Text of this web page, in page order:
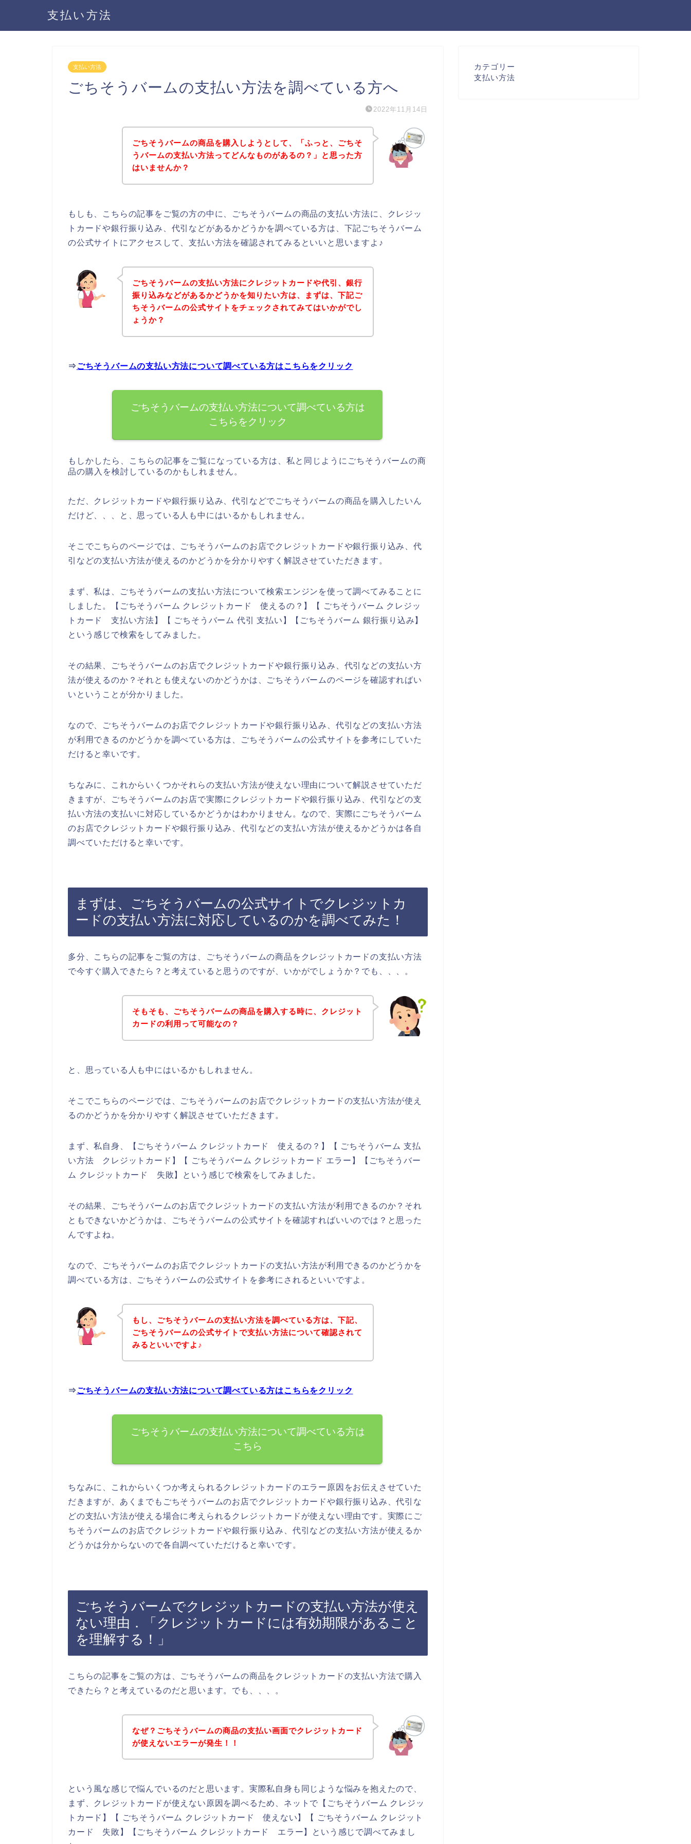
支払い方法
支払い方法
ごちそうバームの支払い方法を調べている方へ
2022年11月14日
ごちそうバームの商品を購入しようとして、「ふっと、ごちそ
うバームの支払い方法ってどんなものがあるの？」と思った方
はいませんか？
もしも、こちらの記事をご覧の方の中に、ごちそうバームの商品の支払い方法に、クレジッ
トカードや銀行振り込み、代引などがあるかどうかを調べている方は、下記ごちそうバーム
の公式サイトにアクセスして、支払い方法を確認されてみるといいと思いますよ♪
ごちそうバームの支払い方法にクレジットカードや代引、銀行
振り込みなどがあるかどうかを知りたい方は、まずは、下記ご
ちそうバームの公式サイトをチェックされてみてはいかがでし
ょうか？
⇒ごちそうバームの支払い方法について調べている方はこちらをクリック
ごちそうバームの支払い方法について調べている方は
こちらをクリック
もしかしたら、こちらの記事をご覧になっている方は、私と同じようにごちそうバームの商
品の購入を検討しているのかもしれません。
ただ、クレジットカードや銀行振り込み、代引などでごちそうバームの商品を購入したいん
だけど、、、と、思っている人も中にはいるかもしれません。
そこでこちらのページでは、ごちそうバームのお店でクレジットカードや銀行振り込み、代
引などの支払い方法が使えるのかどうかを分かりやすく解説させていただきます。
まず、私は、ごちそうバームの支払い方法について検索エンジンを使って調べてみることに
しました。【ごちそうバーム クレジットカード 使えるの？】【 ごちそうバーム クレジッ
トカード 支払い方法】【 ごちそうバーム 代引 支払い】【ごちそうバーム 銀行振り込み】
という感じで検索をしてみました。
その結果、ごちそうバームのお店でクレジットカードや銀行振り込み、代引などの支払い方
法が使えるのか？それとも使えないのかどうかは、ごちそうバームのページを確認すればい
いということが分かりました。
なので、ごちそうバームのお店でクレジットカードや銀行振り込み、代引などの支払い方法
が利用できるのかどうかを調べている方は、ごちそうバームの公式サイトを参考にしていた
だけると幸いです。
ちなみに、これからいくつかそれらの支払い方法が使えない理由について解説させていただ
きますが、ごちそうバームのお店で実際にクレジットカードや銀行振り込み、代引などの支
払い方法の支払いに対応しているかどうかはわかりません。なので、実際にごちそうバーム
のお店でクレジットカードや銀行振り込み、代引などの支払い方法が使えるかどうかは各自
調べていただけると幸いです。
まずは、ごちそうバームの公式サイトでクレジットカ
ードの支払い方法に対応しているのかを調べてみた！
多分、こちらの記事をご覧の方は、ごちそうバームの商品をクレジットカードの支払い方法
で今すぐ購入できたら？と考えていると思うのですが、いかがでしょうか？でも、、、。
そもそも、ごちそうバームの商品を購入する時に、クレジット
カードの利用って可能なの？
と、思っている人も中にはいるかもしれません。
そこでこちらのページでは、ごちそうバームのお店でクレジットカードの支払い方法が使え
るのかどうかを分かりやすく解説させていただきます。
まず、私自身、【ごちそうバーム クレジットカード 使えるの？】【 ごちそうバーム 支払
い方法 クレジットカード】【 ごちそうバーム クレジットカード エラー】【ごちそうバー
ム クレジットカード 失敗】という感じで検索をしてみました。
その結果、ごちそうバームのお店でクレジットカードの支払い方法が利用できるのか？それ
ともできないかどうかは、ごちそうバームの公式サイトを確認すればいいのでは？と思った
んですよね。
なので、ごちそうバームのお店でクレジットカードの支払い方法が利用できるのかどうかを
調べている方は、ごちそうバームの公式サイトを参考にされるといいですよ。
もし、ごちそうバームの支払い方法を調べている方は、下記、
ごちそうバームの公式サイトで支払い方法について確認されて
みるといいですよ♪
⇒ごちそうバームの支払い方法について調べている方はこちらをクリック
ごちそうバームの支払い方法について調べている方は
こちら
ちなみに、これからいくつか考えられるクレジットカードのエラー原因をお伝えさせていた
だきますが、あくまでもごちそうバームのお店でクレジットカードや銀行振り込み、代引な
どの支払い方法が使える場合に考えられるクレジットカードが使えない理由です。実際にご
ちそうバームのお店でクレジットカードや銀行振り込み、代引などの支払い方法が使えるか
どうかは分からないので各自調べていただけると幸いです。
ごちそうバームでクレジットカードの支払い方法が使え
ない理由．「クレジットカードには有効期限があること
を理解する！」
こちらの記事をご覧の方は、ごちそうバームの商品をクレジットカードの支払い方法で購入
できたら？と考えているのだと思います。でも、、、。
なぜ？ごちそうバームの商品の支払い画面でクレジットカード
が使えないエラーが発生！！
という風な感じで悩んでいるのだと思います。実際私自身も同じような悩みを抱えたので、
まず、クレジットカードが使えない原因を調べるため、ネットで【ごちそうバーム クレジッ
トカード】【 ごちそうバーム クレジットカード 使えない】【 ごちそうバーム クレジット
カード 失敗】【ごちそうバーム クレジットカード エラー】という感じで調べてみまし
カテゴリー
支払い方法